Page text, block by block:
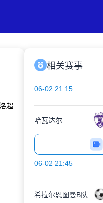
超
相关赛事
06-02 21:15
哈瓦达尔
06-02 21:45
希拉尔恩图曼B队